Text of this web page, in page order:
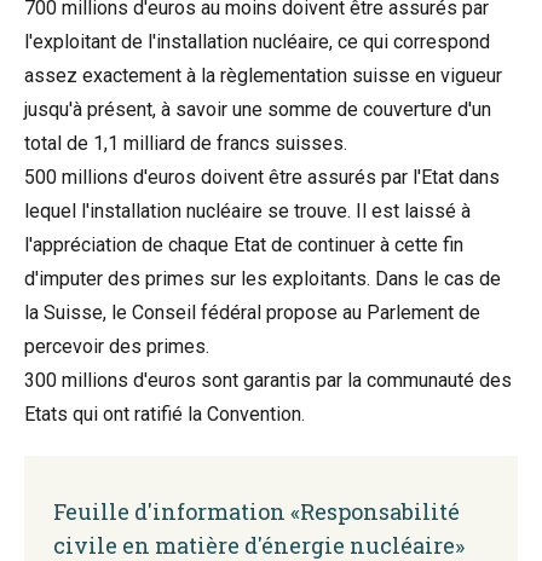
700 millions d'euros au moins doivent être assurés par
l'exploitant de l'installation nucléaire, ce qui correspond
assez exactement à la règlementation suisse en vigueur
jusqu'à présent, à savoir une somme de couverture d'un
total de 1,1 milliard de francs suisses.
500 millions d'euros doivent être assurés par l'Etat dans
lequel l'installation nucléaire se trouve. Il est laissé à
l'appréciation de chaque Etat de continuer à cette fin
d'imputer des primes sur les exploitants. Dans le cas de
la Suisse, le Conseil fédéral propose au Parlement de
percevoir des primes.
300 millions d'euros sont garantis par la communauté des
Etats qui ont ratifié la Convention.
Feuille d'information «Responsabilité
civile en matière d'énergie nucléaire»